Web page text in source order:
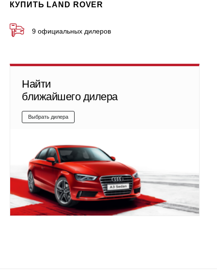
КУПИТЬ LAND ROVER
9 официальных дилеров
Найти
ближайшего дилера
Выбрать дилера